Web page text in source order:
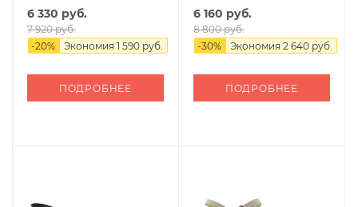
6 330 руб.
7 920 руб.
-20% Экономия 1 590 руб.
ПОДРОБНЕЕ
6 160 руб.
8 800 руб.
-30% Экономия 2 640 руб.
ПОДРОБНЕЕ